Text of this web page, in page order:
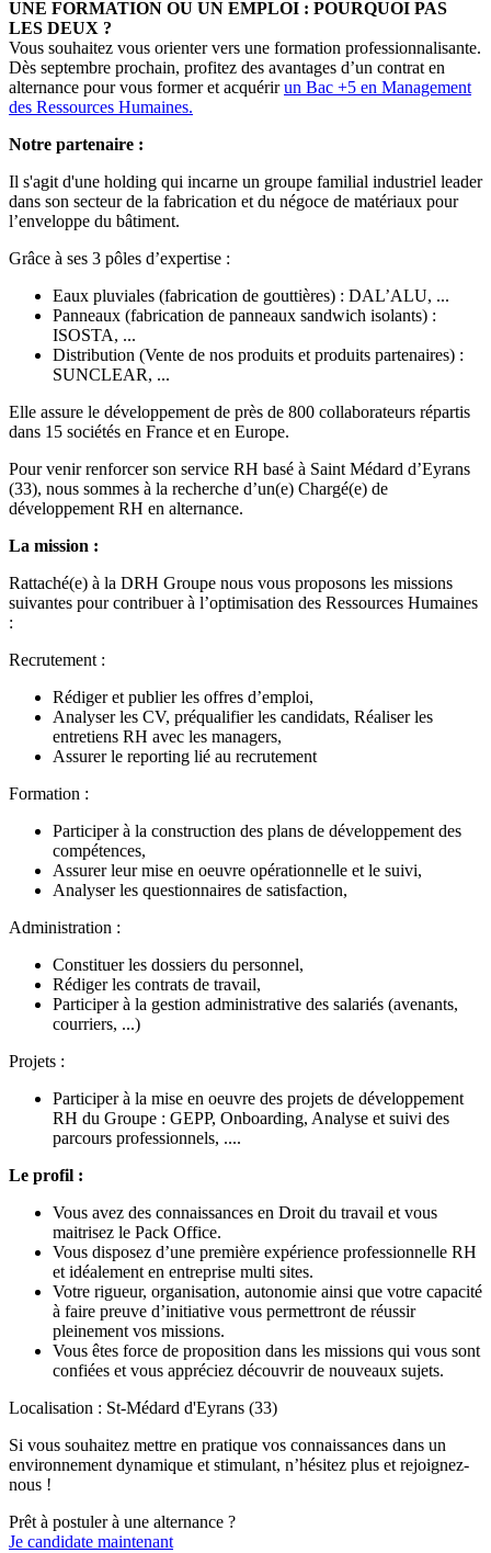
UNE FORMATION OU UN EMPLOI : POURQUOI PAS
LES DEUX ?
Vous souhaitez vous orienter vers une formation professionnalisante.
Dès septembre prochain, profitez des avantages d’un contrat en
alternance pour vous former et acquérirun Bac +5 en Management
des Ressources Humaines.
Notre partenaire :
Il s'agit d'une holding qui incarne un groupe familial industriel leader
dans son secteur de la fabrication et du négoce de matériaux pour
l’enveloppe du bâtiment.
Grâce à ses 3 pôles d’expertise :
Eaux pluviales (fabrication de gouttières) : DAL’ALU, ...
Panneaux (fabrication de panneaux sandwich isolants) :
ISOSTA, ...
Distribution (Vente de nos produits et produits partenaires) :
SUNCLEAR, ...
Elle assure le développement de près de 800 collaborateurs répartis
dans 15 sociétés en France et en Europe.
Pour venir renforcer son service RH basé à Saint Médard d’Eyrans
(33), nous sommes à la recherche d’un(e) Chargé(e) de
développement RH en alternance.
La mission :
Rattaché(e) à la DRH Groupe nous vous proposons les missions
suivantes pour contribuer à l’optimisation des Ressources Humaines
:
Recrutement :
Rédiger et publier les offres d’emploi,
Analyser les CV, préqualifier les candidats, Réaliser les
entretiens RH avec les managers,
Assurer le reporting lié au recrutement
Formation :
Participer à la construction des plans de développement des
compétences,
Assurer leur mise en oeuvre opérationnelle et le suivi,
Analyser les questionnaires de satisfaction,
Administration :
Constituer les dossiers du personnel,
Rédiger les contrats de travail,
Participer à la gestion administrative des salariés (avenants,
courriers, ...)
Projets :
Participer à la mise en oeuvre des projets de développement
RH du Groupe : GEPP, Onboarding, Analyse et suivi des
parcours professionnels, ....
Le profil :
Vous avez des connaissances en Droit du travail et vous
maitrisez le Pack Office.
Vous disposez d’une première expérience professionnelle RH
et idéalement en entreprise multi sites.
Votre rigueur, organisation, autonomie ainsi que votre capacité
à faire preuve d’initiative vous permettront de réussir
pleinement vos missions.
Vous êtes force de proposition dans les missions qui vous sont
confiées et vous appréciez découvrir de nouveaux sujets.
Localisation : St-Médard d'Eyrans (33)
Si vous souhaitez mettre en pratique vos connaissances dans un
environnement dynamique et stimulant, n’hésitez plus et rejoignez-
nous !
Prêt à postuler à une alternance ?
Je candidate maintenant